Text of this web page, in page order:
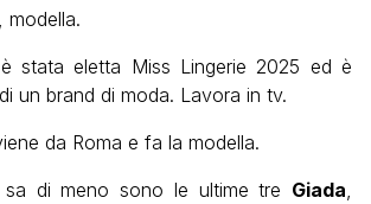
, modella.
è stata eletta Miss Lingerie 2025 ed è
un brand di moda. Lavora in tv.
da Roma e fa la modella.
di meno sono le ultime tre Giada,